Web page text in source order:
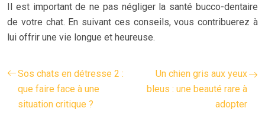
Il est important de ne pas négliger la santé bucco-dentaire
de votre chat. En suivant ces conseils, vous contribuerez à
lui offrir une vie longue et heureuse.
Sos chats en détresse 2 :
que faire face à une
situation critique ?
Un chien gris aux yeux
bleus : une beauté rare à
adopter